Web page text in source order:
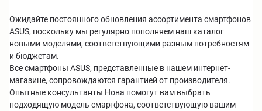
Ожидайте постоянного обновления ассортимента смартфонов
ASUS, поскольку мы регулярно пополняем наш каталог
новыми моделями, соответствующими разным потребностям
и бюджетам.
Все смартфоны ASUS, представленные в нашем интернет-
магазине, сопровождаются гарантией от производителя.
Опытные консультанты Нова помогут вам выбрать
подходящую модель смартфона, соответствующую вашим